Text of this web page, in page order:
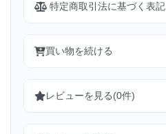
特定商取引法に基づく表記
買い物を続ける
レビューを見る(0件)